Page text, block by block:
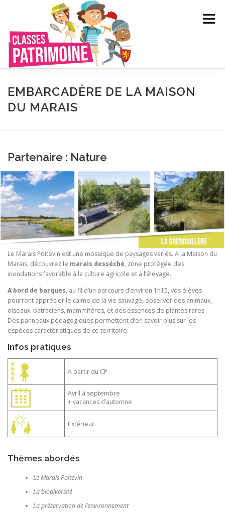
Menu
QUI SOMMES-NOUS ? LE RÉSEAU
CONTACT
EMBARCADÈRE DE LA MAISON
DU MARAIS
Partenaire : Nature
Le Marais Poitevin est une mosaïque de paysages variés. A la Maison du
Marais, découvrez le marais desséché, zone protégée des
inondations favorable à la culture agricole et à l’élevage.
A bord de barques, au fil d’un parcours d’environ 1h15, vos élèves
pourront apprécier le calme de la vie sauvage, observer des animaux,
oiseaux, batraciens, mammifères, et des essences de plantes rares.
Des panneaux pédagogiques permettent d’en savoir plus sur les
espèces caractéristiques de ce territoire.
Infos pratiques
A partir du CP
Avril à septembre
+ vacances d’automne
Extérieur
Thèmes abordés
Le Marais Poitevin
La biodiversité
La préservation de l’environnement